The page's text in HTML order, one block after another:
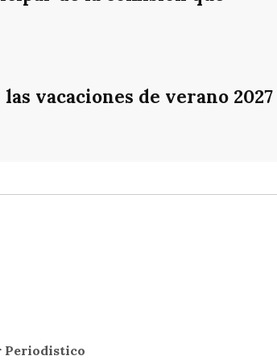
vacaciones de verano 2027
Periodistico